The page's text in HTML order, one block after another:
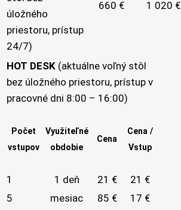
úložného
priestoru, prístup
24/7)
660 € 1 020 €
HOT DESK (aktuálne voľný stôl
bez úložného priestoru, prístup v
pracovné dni 8:00 – 16:00)
Počet
vstupov
Využiteľné
obdobie
Cena
Cena /
Vstup
1 1 deň 21 €
21 €
5
mesiac 85 €
17 €